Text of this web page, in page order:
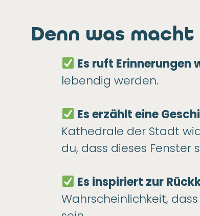
Denn was
Es ruft Erinnerungen
lebendig werden.
Es erzählt eine
Kathedrale der Stadt
du, dass dieses Fenster
Es inspiriert zur
Wahrscheinlichkeit,